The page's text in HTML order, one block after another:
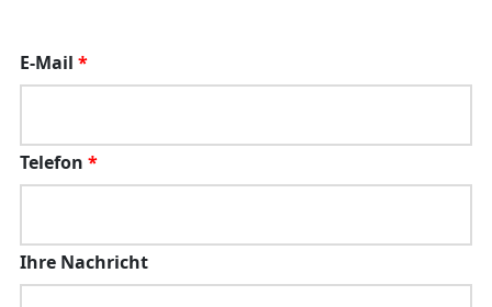
E-Mail *
Telefon *
Ihre Nachricht